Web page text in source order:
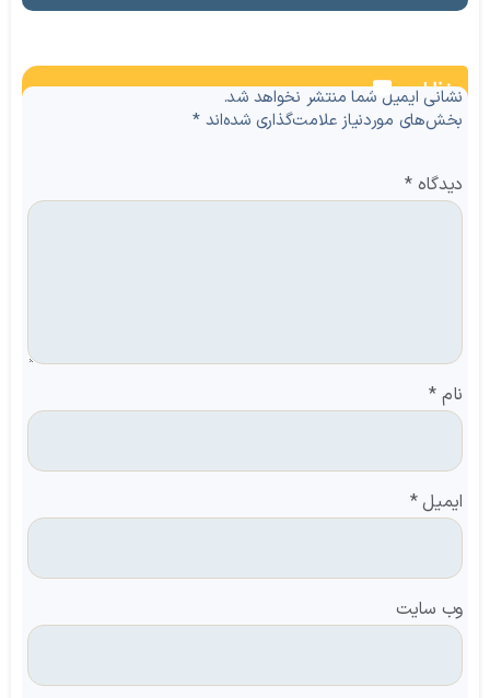
نظرات
نشانی ایمیل شما منتشر نخواهد شد.
بخش‌های موردنیاز علامت‌گذاری شده‌اند*
دیدگاه*
نام *
ایمیل*
وب‌ سایت